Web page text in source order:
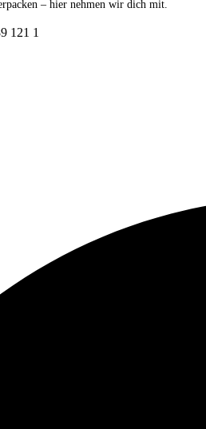
– hier nehmen wir dich mit.
1 21 1